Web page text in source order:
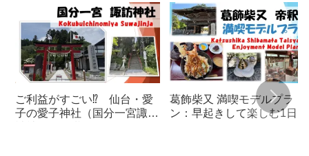
ご利益がすごい⁉ 仙台・愛
子の愛子神社（国分一宮諏訪
葛飾柴又 満喫モデルプラ
ン：早起きして楽しむ1日コ